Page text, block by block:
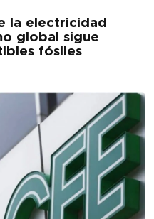
la electricidad
global sigue
fósiles